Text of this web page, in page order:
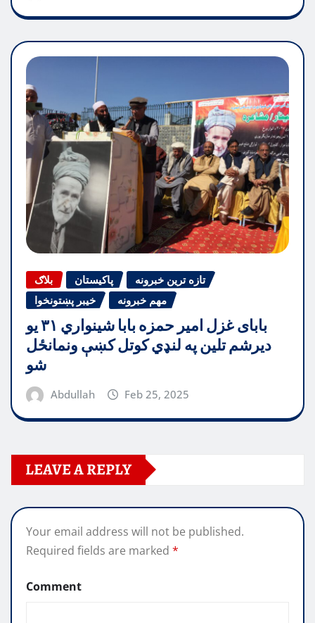
بلاګ پاکیستان
تازه ترین خبرونه
خیبر پښتونخوا
مهم خبرونه
بابای غزل امیر حمزه بابا شینواري ۳۱ یو
دیرشم تلین په لنډي کوتل کښې ونمانځل
شو
Abdullah Feb 25, 2025
LEAVE A REPLY
Your email address will not be published.
Required fields are marked *
Comment